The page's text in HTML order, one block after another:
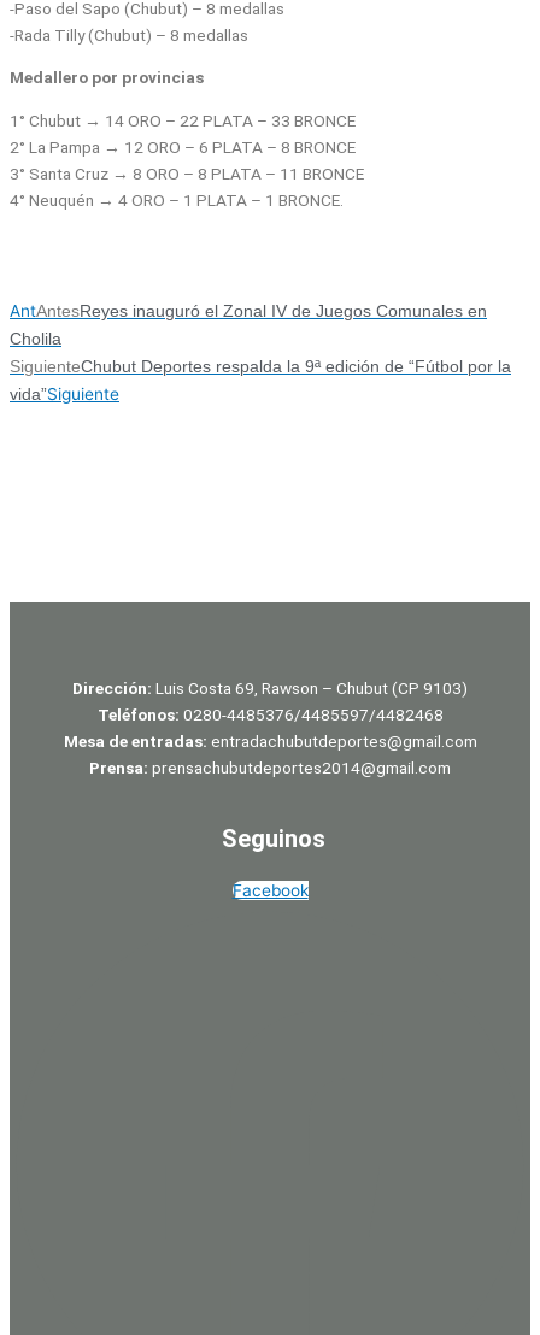
-Paso del Sapo (Chubut) – 8 medallas
-Rada Tilly (Chubut) – 8 medallas
Medallero por provincias
1° Chubut → 14 ORO – 22 PLATA – 33 BRONCE
2° La Pampa → 12 ORO – 6 PLATA – 8 BRONCE
3° Santa Cruz → 8 ORO – 8 PLATA – 11 BRONCE
4° Neuquén → 4 ORO – 1 PLATA – 1 BRONCE.
AntAntesReyes inauguró el Zonal IV de Juegos Comunales en
Cholila
SiguienteChubut Deportes respalda la 9ª edición de “Fútbol por la
vida”Siguiente
Dirección: Luis Costa 69, Rawson – Chubut (CP 9103)
Teléfonos: 0280-4485376/4485597/4482468
Mesa de entradas: entradachubutdeportes@gmail.com
Prensa: prensachubutdeportes2014@gmail.com
Seguinos
Facebook